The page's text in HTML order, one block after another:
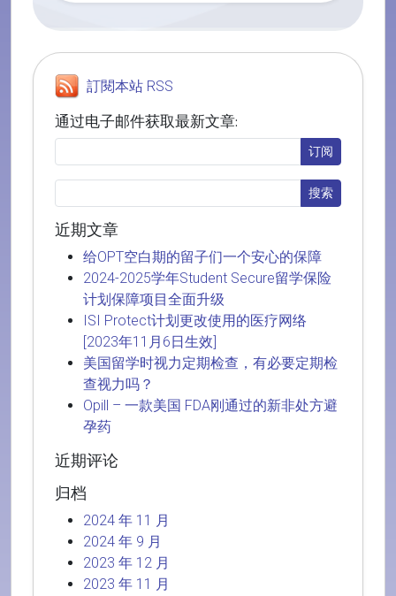
訂閱本站 RSS
通过电子邮件获取最新文章:
近期文章
给OPT空白期的留子们一个安心的保障
2024-2025学年Student Secure留学保险
计划保障项目全面升级
ISI Protect计划更改使用的医疗网络
[2023年11月6日生效]
美国留学时视力定期检查，有必要定期检
查视力吗？
Opill – 一款美国 FDA刚通过的新非处方避
孕药
近期评论
归档
2024 年 11 月
2024 年 9 月
2023 年 12 月
2023 年 11 月